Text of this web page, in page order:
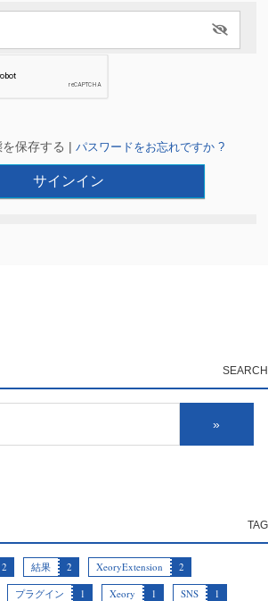
保存する | パスワードをお忘れですか ?
2 結果 2 XeoryExtension
2
プラグイン 1 Xeory 1 SNS
1